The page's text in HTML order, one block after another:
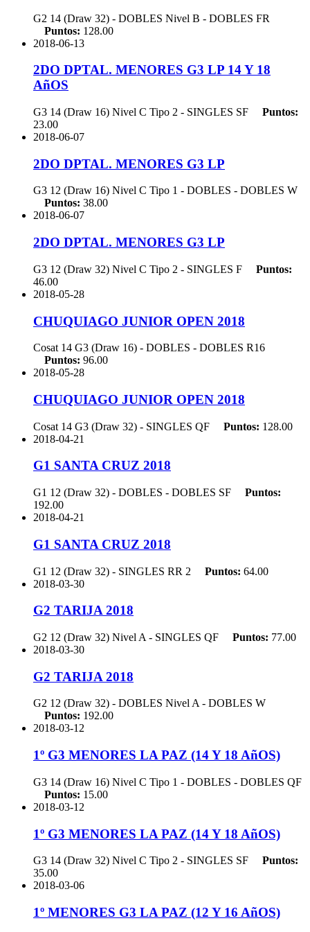
G2 14 (Draw 32) - DOBLES Nivel B - DOBLES FR
Puntos: 128.00
2018-06-13
2DO DPTAL. MENORES G3 LP 14 Y 18
AñOS
G3 14 (Draw 16) Nivel C Tipo 2 - SINGLES SF
Puntos:
23.00
2018-06-07
2DO DPTAL. MENORES G3 LP
G3 12 (Draw 16) Nivel C Tipo 1 - DOBLES - DOBLES W
Puntos: 38.00
2018-06-07
2DO DPTAL. MENORES G3 LP
G3 12 (Draw 32) Nivel C Tipo 2 - SINGLES F
Puntos:
46.00
2018-05-28
CHUQUIAGO JUNIOR OPEN 2018
Cosat 14 G3 (Draw 16) - DOBLES - DOBLES R16
Puntos: 96.00
2018-05-28
CHUQUIAGO JUNIOR OPEN 2018
Cosat 14 G3 (Draw 32) - SINGLES QF Puntos: 128.00
2018-04-21
G1 SANTA CRUZ 2018
G1 12 (Draw 32) - DOBLES - DOBLES SF
Puntos:
192.00
2018-04-21
G1 SANTA CRUZ 2018
G1 12 (Draw 32) - SINGLES RR 2 Puntos: 64.00
2018-03-30
G2 TARIJA 2018
G2 12 (Draw 32) Nivel A - SINGLES QF Puntos: 77.00
2018-03-30
G2 TARIJA 2018
G2 12 (Draw 32) - DOBLES Nivel A - DOBLES W
Puntos: 192.00
2018-03-12
1º G3 MENORES LA PAZ (14 Y 18 AñOS)
G3 14 (Draw 16) Nivel C Tipo 1 - DOBLES - DOBLES QF
Puntos: 15.00
2018-03-12
1º G3 MENORES LA PAZ (14 Y 18 AñOS)
G3 14 (Draw 32) Nivel C Tipo 2 - SINGLES SF
Puntos:
35.00
2018-03-06
1º MENORES G3 LA PAZ (12 Y 16 AñOS)